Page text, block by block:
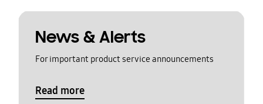
News & Alerts
For important product service announcements
Read more